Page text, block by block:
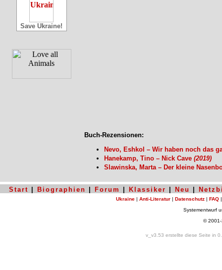
Save Ukraine!
Buch-Rezensionen:
Nevo, Eshkol – Wir haben noch das
Hanekamp, Tino – Nick Cave (2019)
Slawinska, Marta – Der kleine
Start Biographien Forum Klassiker Neu
Ukraine | Anti-Literatur | Datenschutz | FAQ
Systementwurf
©
v_v3.53 erstellte diese Seite in